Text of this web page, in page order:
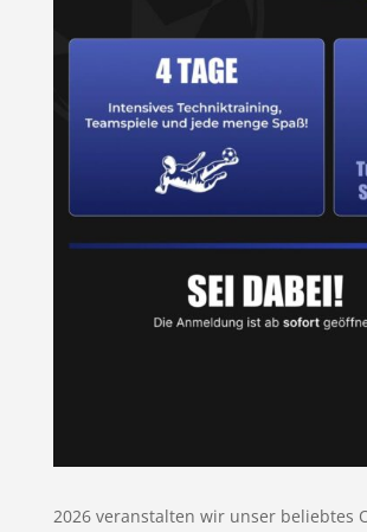
2026 veranstalten wir unser beliebtes